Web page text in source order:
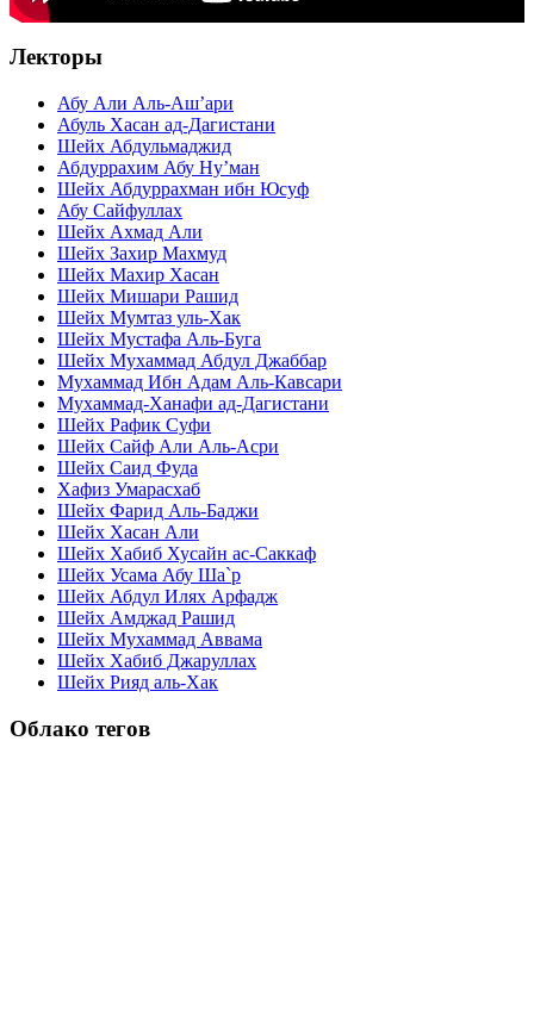
Лекторы
Абу Али Аль-Аш’ари
Абуль Хасан ад-Дагистани
Шейх Абдульмаджид
Абдуррахим Абу Ну’ман
Шейх Абдуррахман ибн Юсуф
Абу Сайфуллах
Шейх Ахмад Али
Шейх Захир Махмуд
Шейх Махир Хасан
Шейх Мишари Рашид
Шейх Мумтаз уль-Хак
Шейх Мустафа Аль-Буга
Шейх Мухаммад Абдул Джаббар
Мухаммад Ибн Адам Аль-Кавсари
Мухаммад-Ханафи ад-Дагистани
Шейх Рафик Суфи
Шейх Сайф Али Аль-Асри
Шейх Саид Фуда
Хафиз Умарасхаб
Шейх Фарид Аль-Баджи
Шейх Хасан Али
Шейх Хабиб Хусайн ас-Саккаф
Шейх Усама Абу Ша`р
Шейх Абдул Илях Арфадж
Шейх Амджад Рашид
Шейх Мухаммад Аввама
Шейх Хабиб Джаруллах
Шейх Рияд аль-Хак
Облако тегов